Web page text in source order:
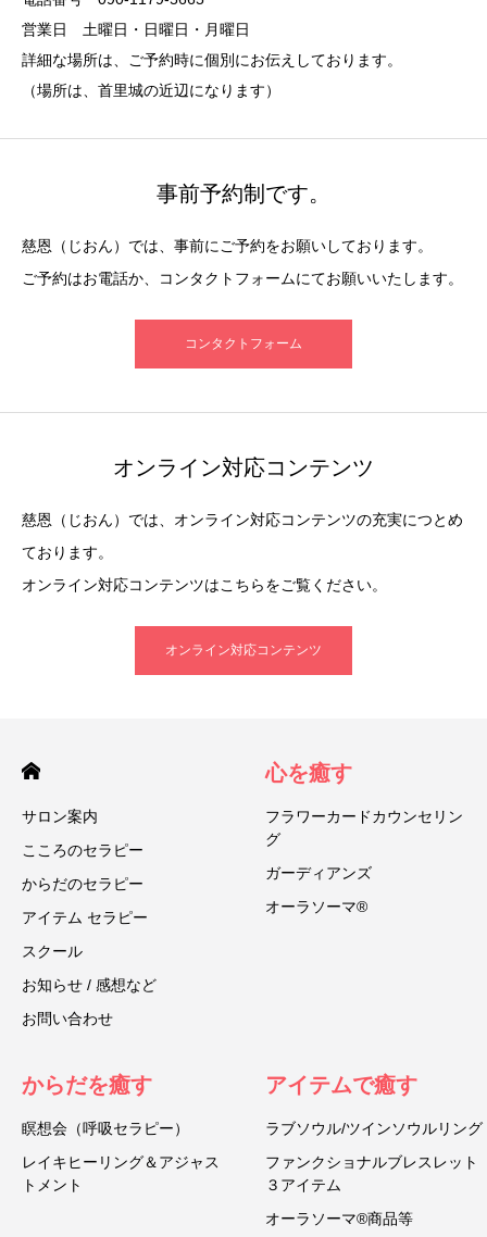
営業日 土曜日・日曜日・月曜日
詳細な場所は、ご予約時に個別にお伝えしております。
（場所は、首里城の近辺になります）
事前予約制です。
慈恩（じおん）では、事前にご予約をお願いしております。
ご予約はお電話か、コンタクトフォームにてお願いいたします。
コンタクトフォーム
オンライン対応コンテンツ
慈恩（じおん）では、オンライン対応コンテンツの充実につとめ
ております。
オンライン対応コンテンツはこちらをご覧ください。
オンライン対応コンテンツ
サロン案内
こころのセラピー
からだのセラピー
アイテム セラピー
スクール
お知らせ / 感想など
お問い合わせ
心を癒す
フラワーカードカウンセリン
グ
ガーディアンズ
オーラソーマ®
からだを癒す
瞑想会（呼吸セラピー）
レイキヒーリング＆アジャス
トメント
アイテムで癒す
ラブソウル/ツインソウルリング
ファンクショナルブレスレット
３アイテム
オーラソーマ®商品等